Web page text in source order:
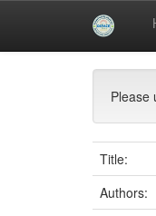
Please
Title:
Authors: